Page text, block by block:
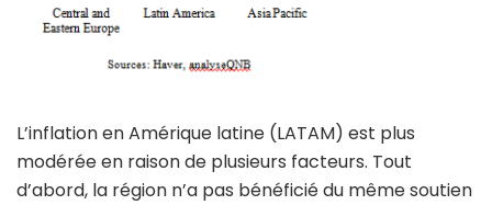
L’inflation en Amérique latine (LATAM) est plus
modérée en raison de plusieurs facteurs. Tout
d’abord, la région n’a pas bénéficié du même soutien